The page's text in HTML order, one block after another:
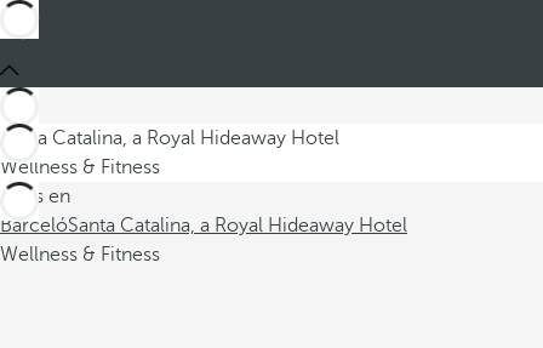
Santa Catalina, a Royal Hideaway Hotel
Wellness & Fitness
Estás en
BarcelóSanta Catalina, a Royal Hideaway Hotel
Wellness & Fitness